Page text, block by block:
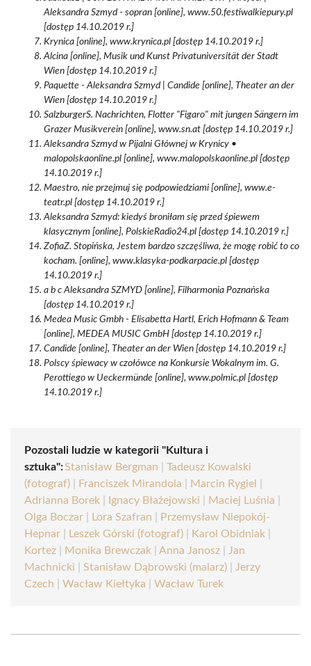
Aleksandra Szmyd - sopran [online], www.50.festiwalkiepury.pl
[dostęp 14.10.2019 r.]
Krynica [online], www.krynica.pl [dostęp 14.10.2019 r.]
Alcina [online], Musik und Kunst Privatuniversität der Stadt
Wien [dostęp 14.10.2019 r.]
Paquette - Aleksandra Szmyd | Candide [online], Theater an der
Wien [dostęp 14.10.2019 r.]
SalzburgerS. Nachrichten, Flotter "Figaro" mit jungen Sängern im
Grazer Musikverein [online], www.sn.at [dostęp 14.10.2019 r.]
Aleksandra Szmyd w Pijalni Głównej w Krynicy •
malopolskaonline.pl [online], www.malopolskaonline.pl [dostęp
14.10.2019 r.]
Maestro, nie przejmuj się podpowiedziami [online], www.e-
teatr.pl [dostęp 14.10.2019 r.]
Aleksandra Szmyd: kiedyś broniłam się przed śpiewem
klasycznym [online], PolskieRadio24.pl [dostęp 14.10.2019 r.]
ZofiaZ. Stopińska, Jestem bardzo szczęśliwa, że mogę robić to co
kocham. [online], www.klasyka-podkarpacie.pl [dostęp
14.10.2019 r.]
a b c Aleksandra SZMYD [online], Filharmonia Poznańska
[dostęp 14.10.2019 r.]
Medea Music Gmbh - Elisabetta Hartl, Erich Hofmann & Team
[online], MEDEA MUSIC GmbH [dostęp 14.10.2019 r.]
Candide [online], Theater an der Wien [dostęp 14.10.2019 r.]
Polscy śpiewacy w czołówce na Konkursie Wokalnym im. G.
Perottiego w Ueckermünde [online], www.polmic.pl [dostęp
14.10.2019 r.]
Pozostali ludzie w kategorii "Kultura i
sztuka":Stanisław Bergman
Tadeusz Kowalski
(fotograf)
Franciszek Mirandola Marcin Rygiel
Adrianna Borek
Ignacy Błażejowski Maciej Luśnia
Olga Boczar
Lora Szafran
Przemysław Niepokój-
Hepnar
Leszek Górski (fotograf) Karol Obidniak
Kortez
Monika Brewczak Anna Janosz
Jan
Machnicki
Stanisław Dąbrowski (malarz)
Jerzy
Czech
Wacław Kiełtyka Wacław Turek